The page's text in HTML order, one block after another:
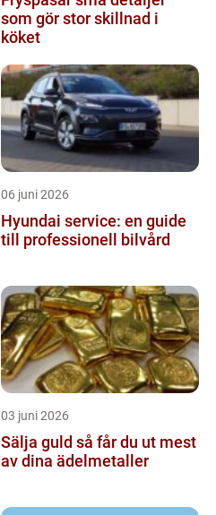
som gör stor skillnad i
köket
06 juni 2026
Hyundai service: en guide
till professionell bilvård
03 juni 2026
Sälja guld så får du ut mest
av dina ädelmetaller